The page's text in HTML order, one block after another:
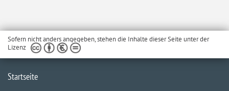
Sofern nicht anders angegeben, stehen die Inhalte dieser Seite unter der
Lizenz
Startseite